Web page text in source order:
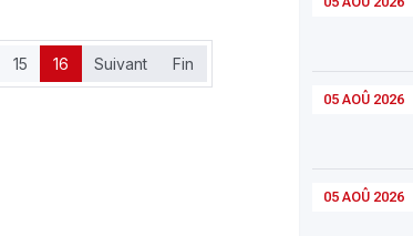
05 AOÛ 2026
05 AOÛ 2026
15 16 Suivant Fin